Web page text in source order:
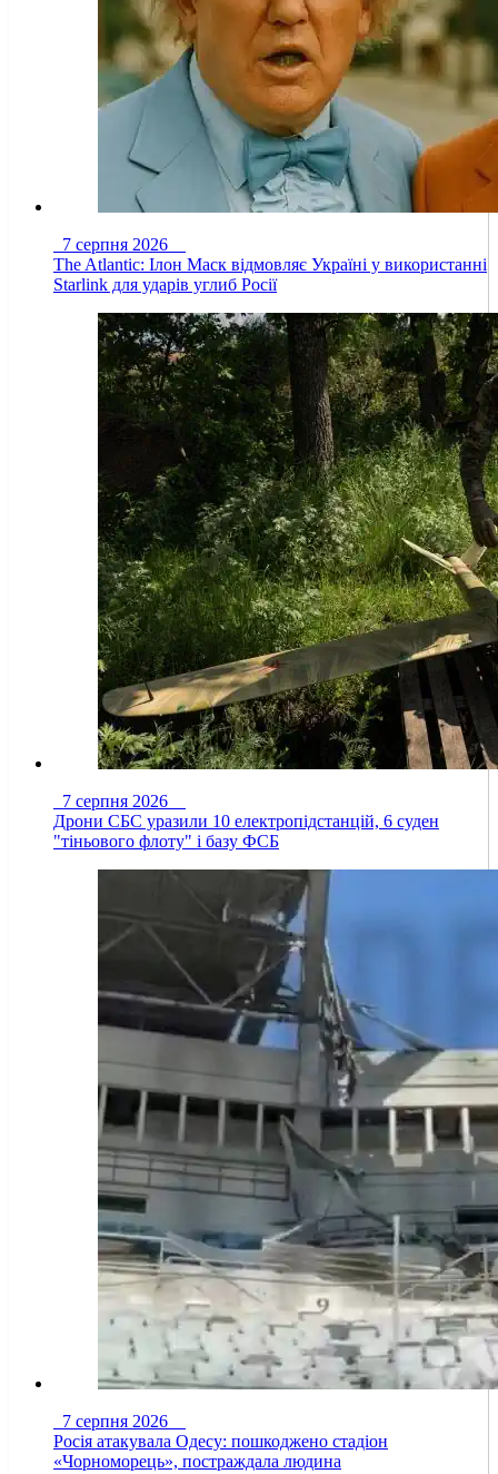
7 серпня 2026
The Atlantic: Ілон Маск відмовляє Україні у використанні
Starlink для ударів углиб Росії
7 серпня 2026
Дрони СБС уразили 10 електропідстанцій, 6 суден
"тіньового флоту" і базу ФСБ
7 серпня 2026
Росія атакувала Одесу: пошкоджено стадіон
«Чорноморець», постраждала людина